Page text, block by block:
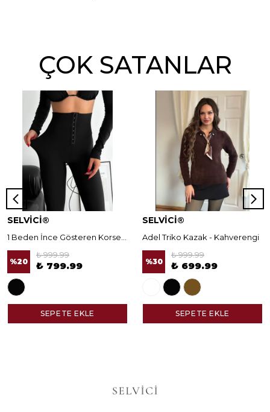
ÇOK SATANLAR
SELVİCİ®
%20
₺ 999.99
₺ 799.99
SEPETE EKLE
SELVİCİ®
Adel Triko Kazak - Kahverengi
%30
₺ 999.99
₺ 699.99
SEPETE EKLE